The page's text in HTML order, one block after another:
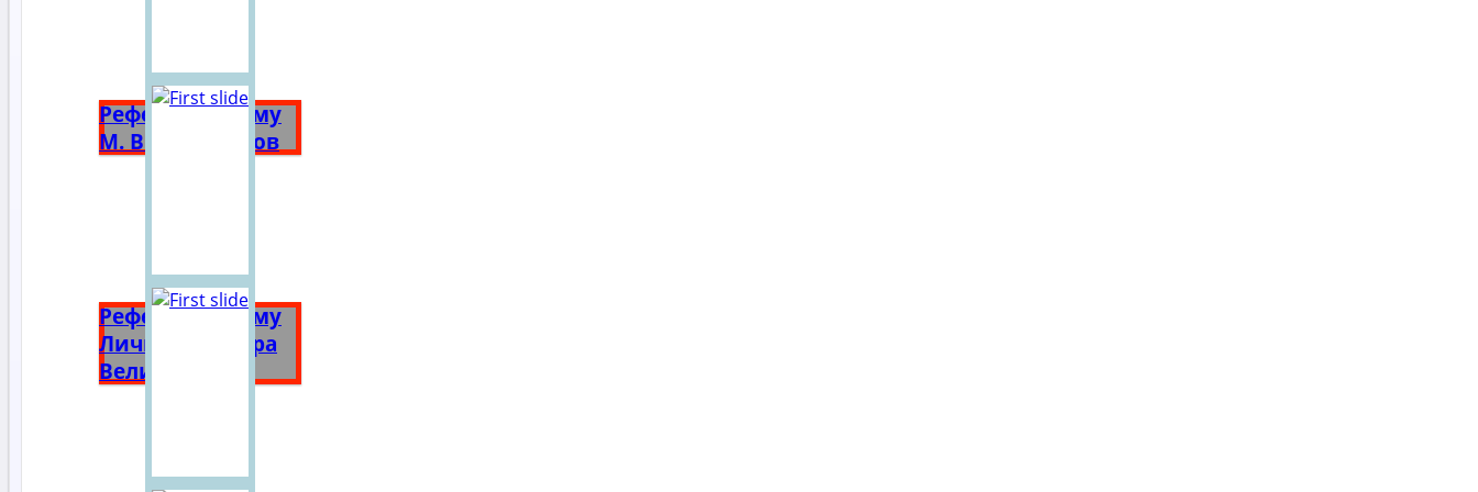
Реферат на тему
М. В. Ломоносов
Реферат на тему
Личность Петра
Великого